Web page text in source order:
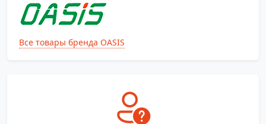
Все товары бренда OASIS